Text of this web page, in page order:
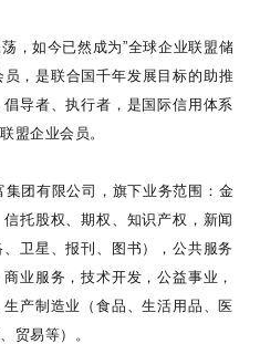
，如今已然成为”全球企业联盟储
员，是联合国千年发展目标的助推
导者、执行者，是国际信用体系
盟企业会员。
团有限公司，旗下业务范围：金
托股权、期权、知识产权，新闻
卫星、报刊、图书），公共服务
业服务，技术开发，公益事业，
产制造业（食品、生活用品、医
贸易等）。